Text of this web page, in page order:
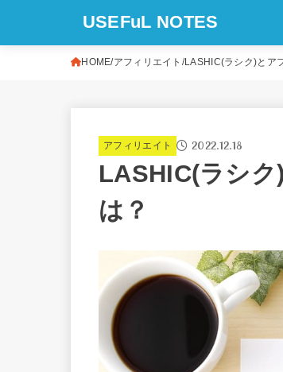
USEFuL NOTES
HOME アフィリエイト LASHIC(ラシク)とア
アフィリエイト 2022.12.18
LASHIC(ラシ
は？